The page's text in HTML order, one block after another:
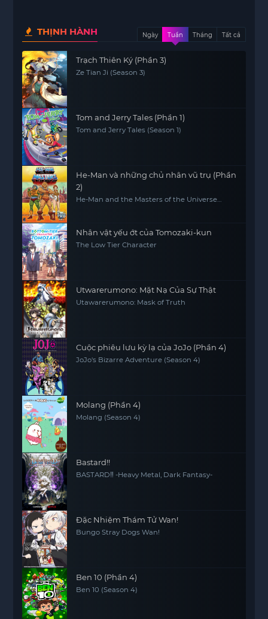
THỊNH HÀNH Ngày Tuần Tháng Tất cả
Trạch Thiên Ký (Phần 3)
Ze Tian Ji (Season 3)
Tom and Jerry Tales (Phần 1)
Tom and Jerry Tales (Season 1)
He-Man và những chủ nhân vũ trụ (Phần
2)
He-Man and the Masters of the Universe
Nhân vật yếu ớt của Tomozaki-kun
The Low Tier Character
Utwarerumono: Mặt Nạ Của Sự Thật
Utawarerumono: Mask of Truth
Cuộc phiêu lưu kỳ lạ của JoJo (Phần 4)
JoJo's Bizarre Adventure (Season 4)
Molang (Phần 4)
Molang (Season 4)
Bastard!!
BASTARD‼ -Heavy Metal, Dark Fantasy-
Đặc Nhiệm Thám Tử Wan!
Bungo Stray Dogs Wan!
Ben 10 (Phần 4)
Ben 10 (Season 4)